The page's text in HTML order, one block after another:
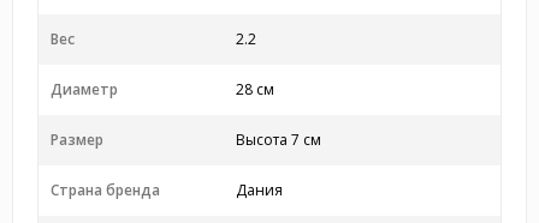
Вес 2.2
Диаметр 28 см
Размер Высота 7 см
Страна бренда Дания